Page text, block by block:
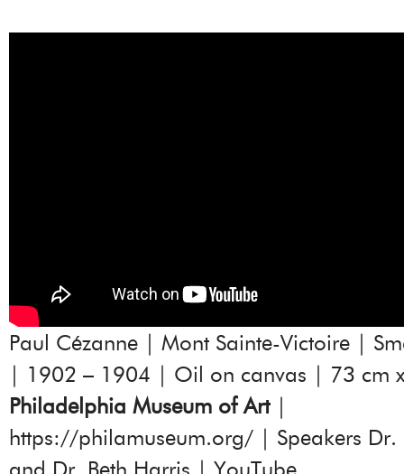
Paul Cézanne | Mont Sainte-Victoire |
| 1902 – 1904 | Oil on canvas | 73 cm
Philadelphia Museum of Art|
https://philamuseum.org/ | Speakers Dr.